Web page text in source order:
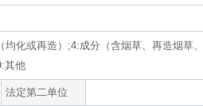
化或再造）;4:成分（含烟草、再造烟草
其他
法定第二单位